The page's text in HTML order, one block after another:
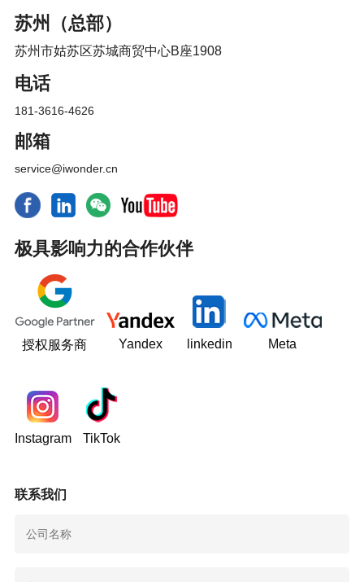
苏州（总部）
苏州市姑苏区苏城商贸中心B座1908
电话
181-3616-4626
邮箱
service@iwonder.cn
极具影响力的合作伙伴
授权服务商 Yandex linkedin Meta
Instagram TikTok
联系我们